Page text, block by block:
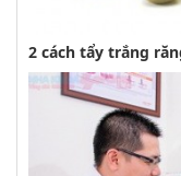
2 cách tẩy trắng